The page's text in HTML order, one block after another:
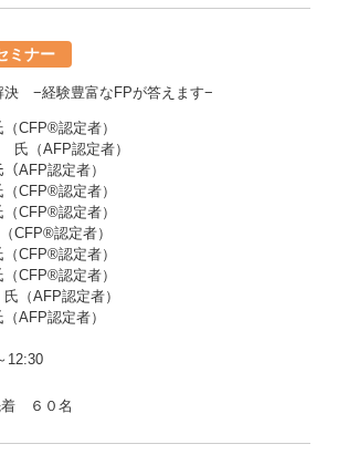
ミナー
決 −経験豊富なFPが答えます−
CFP®認定者）
AFP認定者）
認定者）
認定者）
認定者）
認定者）
認定者）
認定者）
AFP認定者）
AFP認定者）
12:30
着 ６０名